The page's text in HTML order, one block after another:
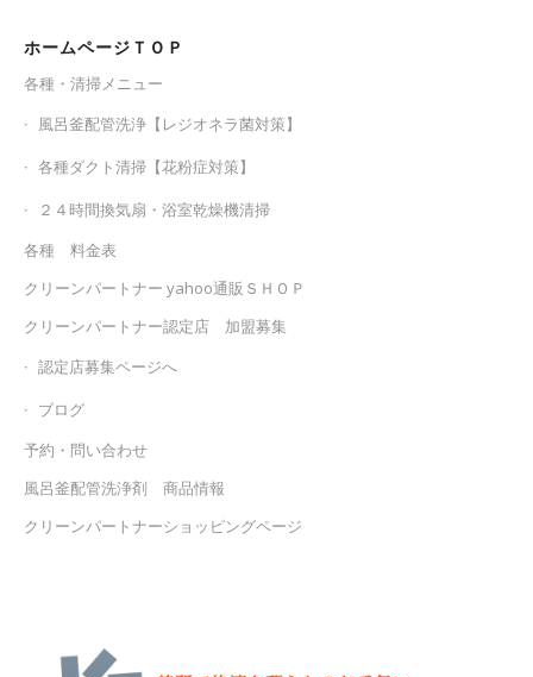
ホームページＴＯＰ
各種・清掃メニュー
風呂釜配管洗浄【レジオネラ菌対策】
各種ダクト清掃【花粉症対策】
２４時間換気扇・浴室乾燥機清掃
各種 料金表
クリーンパートナー yahoo通販ＳＨＯＰ
クリーンパートナー認定店 加盟募集
認定店募集ページへ
ブログ
予約・問い合わせ
風呂釜配管洗浄剤 商品情報
クリーンパートナーショッピングページ